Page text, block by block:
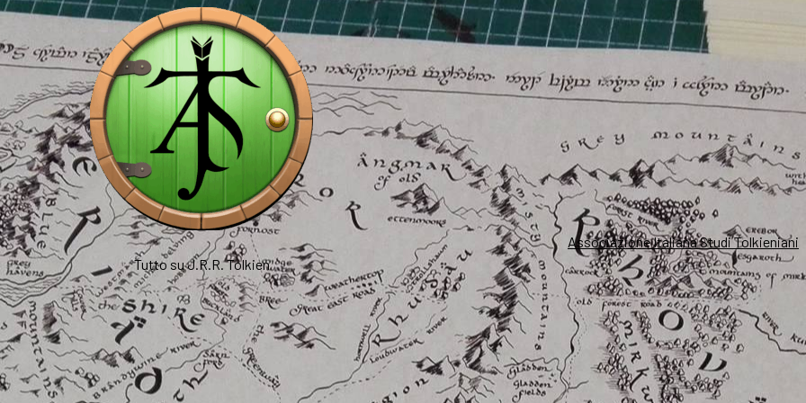
Associazione Italiana Studi Tolkieniani
Tutto su J.R.R. Tolkien